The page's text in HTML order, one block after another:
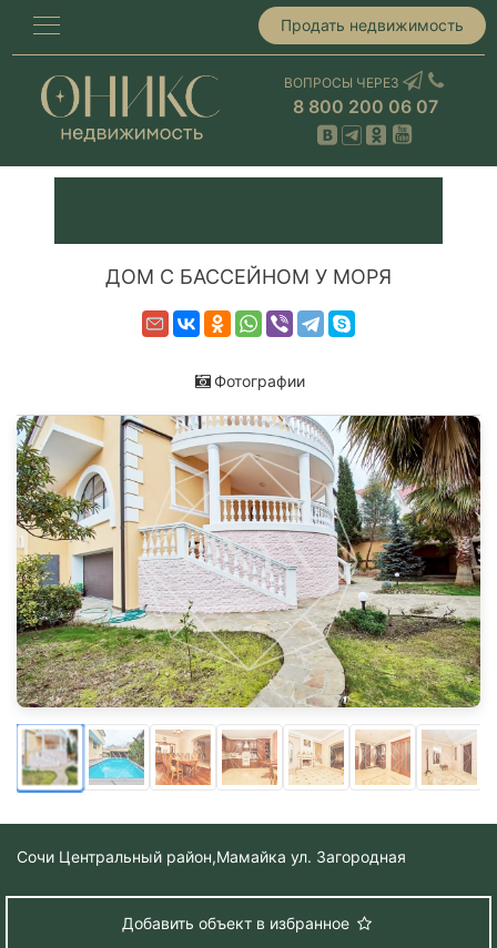
Продать недвижимость
ВОПРОСЫ ЧЕРЕЗ
8 800 200 06 07
ДОМ С БАССЕЙНОМ У МОРЯ
Фотографии
Сочи Центральный район,Мамайка ул. Загородная
Добавить объект в избранное